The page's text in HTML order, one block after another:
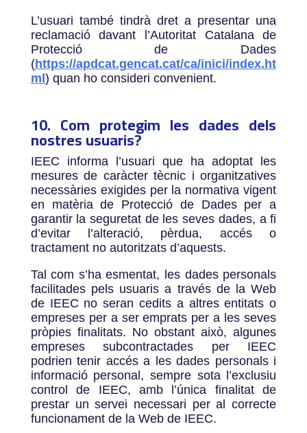
L’usuari també tindrà dret a presentar una
reclamació davant l’Autoritat Catalana de
Protecció de Dades
(https://apdcat.gencat.cat/ca/inici/index.ht
ml ) quan ho consideri convenient.
10. Com protegim les dades dels
nostres usuaris?
IEEC informa l’usuari que ha adoptat les
mesures de caràcter tècnic i organitzatives
necessàries exigides per la normativa vigent
en matèria de Protecció de Dades per a
garantir la seguretat de les seves dades, a fi
d’evitar l’alteració, pèrdua, accés o
tractament no autoritzats d’aquests.
Tal com s’ha esmentat, les dades personals
facilitades pels usuaris a través de la Web
de IEEC no seran cedits a altres entitats o
empreses per a ser emprats per a les seves
pròpies finalitats. No obstant això, algunes
empreses subcontractades per IEEC
podrien tenir accés a les dades personals i
informació personal, sempre sota l’exclusiu
control de IEEC, amb l’única finalitat de
prestar un servei necessari per al correcte
funcionament de la Web de IEEC.